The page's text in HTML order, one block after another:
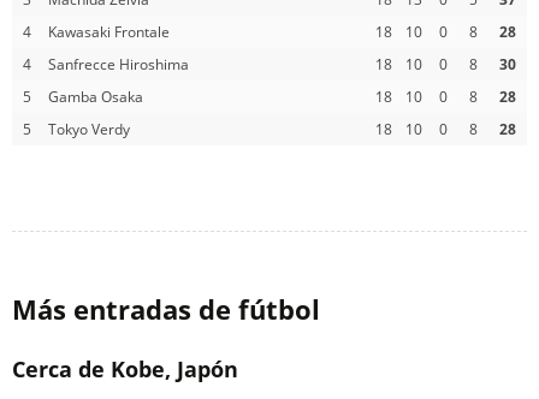
4
Kawasaki Frontale 18 10 0 8
28
4
Sanfrecce Hiroshima 18 10 0 8
30
5
Gamba Osaka 18 10 0 8
28
5
Tokyo Verdy 18 10 0 8 28
Más entradas de fútbol
Cerca de Kobe, Japón